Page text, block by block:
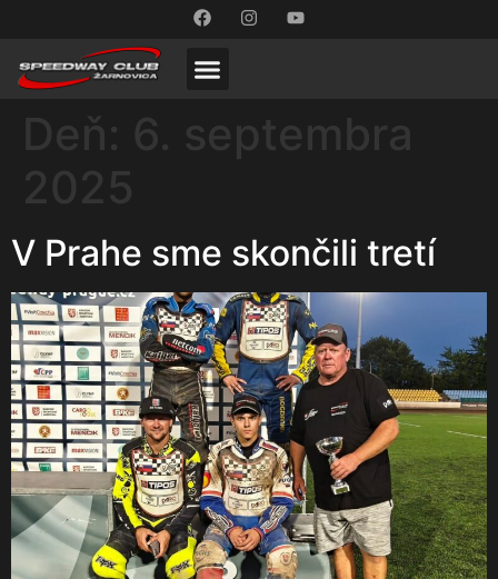
Deň:
6. septembra
2025
V Prahe sme skončili tretí